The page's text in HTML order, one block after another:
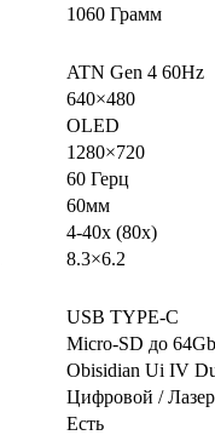
1060 Грамм
ATN Gen 4 60Hz
640×480
OLED
1280×720
60 Герц
60мм
4-40x (80x)
8.3×6.2
USB TYPE-C
Micro-SD до 64Gb
Obisidian Ui IV
Цифровой /
Есть